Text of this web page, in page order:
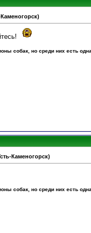
собак, но среди них есть
Каменогорск)
собак, но среди них есть